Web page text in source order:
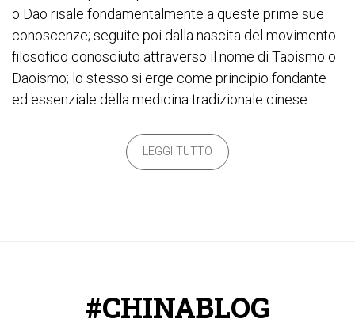
o Dao risale fondamentalmente a queste prime sue
conoscenze; seguite poi dalla nascita del movimento
filosofico conosciuto attraverso il nome di Taoismo o
Daoismo; lo stesso si erge come principio fondante
ed essenziale della medicina tradizionale cinese.
LEGGI TUTTO
#CHINABLOG